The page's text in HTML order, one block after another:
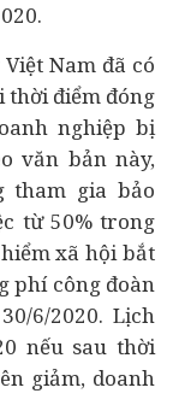
Nam đã có
thời điểm đóng
nghiệp bị
văn bản này,
tham gia bảo
từ 50% trong
xã hội bắt
phí công đoàn
6/2020. Lịch
nếu sau thời
giảm, doanh